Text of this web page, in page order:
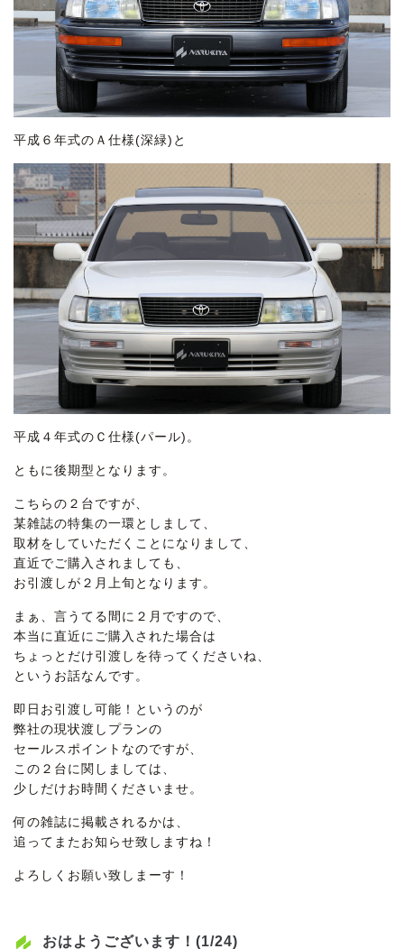
平成６年式のＡ仕様(深緑)と
平成４年式のＣ仕様(パール)。
ともに後期型となります。
こちらの２台ですが、
某雑誌の特集の一環としまして、
取材をしていただくことになりまして、
直近でご購入されましても、
お引渡しが２月上旬となります。
まぁ、言うてる間に２月ですので、
本当に直近にご購入された場合は
ちょっとだけ引渡しを待ってくださいね、
というお話なんです。
即日お引渡し可能！というのが
弊社の現状渡しプランの
セールスポイントなのですが、
この２台に関しましては、
少しだけお時間くださいませ。
何の雑誌に掲載されるかは、
追ってまたお知らせ致しますね！
よろしくお願い致しまーす！
おはようございます！(1/24)